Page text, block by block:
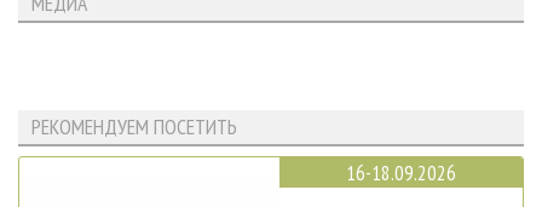
РЕКОМЕНДУЕМ ПОСЕТИТЬ
16-18.09.2026